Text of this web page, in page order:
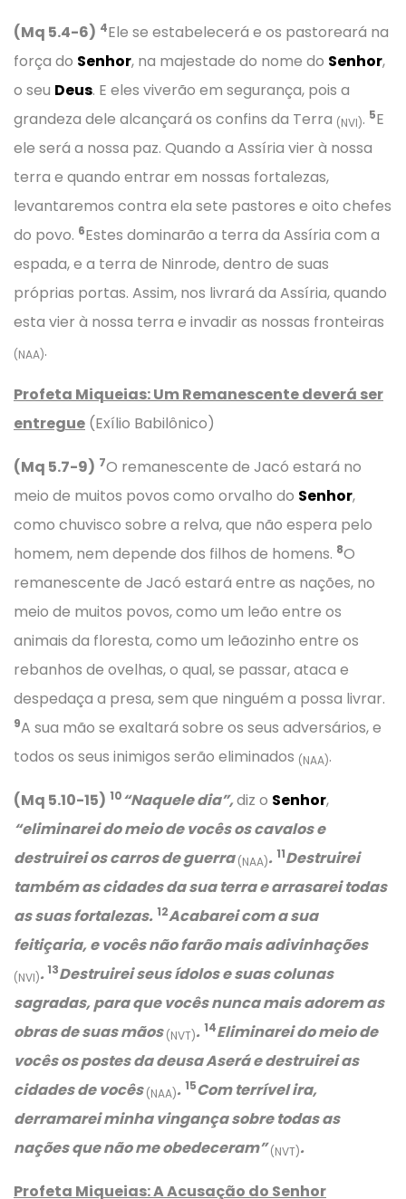
(Mq 5.4-6) 4Ele se estabelecerá e os pastoreará na
força do Senhor, na majestade do nome do Senhor,
o seu Deus. E eles viverão em segurança, pois a
grandeza dele alcançará os confins da Terra (NVI). 5E
ele será a nossa paz. Quando a Assíria vier à nossa
terra e quando entrar em nossas fortalezas,
levantaremos contra ela sete pastores e oito chefes
do povo. 6Estes dominarão a terra da Assíria com a
espada, e a terra de Ninrode, dentro de suas
próprias portas. Assim, nos livrará da Assíria, quando
esta vier à nossa terra e invadir as nossas fronteiras
(NAA).
Profeta Miqueias: Um Remanescente deverá ser
entregue (Exílio Babilônico)
(Mq 5.7-9) 7O remanescente de Jacó estará no
meio de muitos povos como orvalho do Senhor,
como chuvisco sobre a relva, que não espera pelo
homem, nem depende dos filhos de homens. 8O
remanescente de Jacó estará entre as nações, no
meio de muitos povos, como um leão entre os
animais da floresta, como um leãozinho entre os
rebanhos de ovelhas, o qual, se passar, ataca e
despedaça a presa, sem que ninguém a possa livrar.
9A sua mão se exaltará sobre os seus adversários, e
todos os seus inimigos serão eliminados (NAA).
(Mq 5.10-15) 10“Naquele dia”,diz o Senhor,
“eliminarei do meio de vocês os cavalos e
destruirei os carros de guerra(NAA). 11Destruirei
também as cidades da sua terra e arrasarei todas
as suas fortalezas. 12Acabarei com a sua
feitiçaria, e vocês não farão mais adivinhações
(NVI).13Destruirei seus ídolos e suas colunas
sagradas, para que vocês nunca mais adorem as
obras de suas mãos(NVT). 14Eliminarei do meio de
vocês os postes da deusa Aserá e destruirei as
cidades de vocês(NAA). 15Com terrível ira,
derramarei minha vingança sobre todas as
nações que não me obedeceram”(NVT).
Profeta Miqueias: A Acusação do Senhor